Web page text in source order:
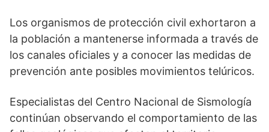
Los organismos de protección civil exhortaron a
la población a mantenerse informada a través de
los canales oficiales y a conocer las medidas de
prevención ante posibles movimientos telúricos.
Especialistas del Centro Nacional de Sismología
continúan observando el comportamiento de las